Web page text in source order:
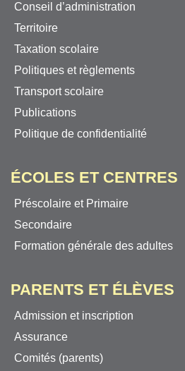
Conseil d’administration
Territoire
Taxation scolaire
Politiques et règlements
Transport scolaire
Publications
Politique de confidentialité
ÉCOLES ET CENTRES
Préscolaire et Primaire
Secondaire
Formation générale des adultes
PARENTS ET ÉLÈVES
Admission et inscription
Assurance
Comités (parents)